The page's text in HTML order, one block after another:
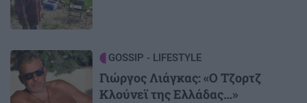
Image GOSSIP - LIFESTYLE
Γιώργος Λιάγκας: «Ο Τζορτζ
Κλούνεϊ της Ελλάδας…»